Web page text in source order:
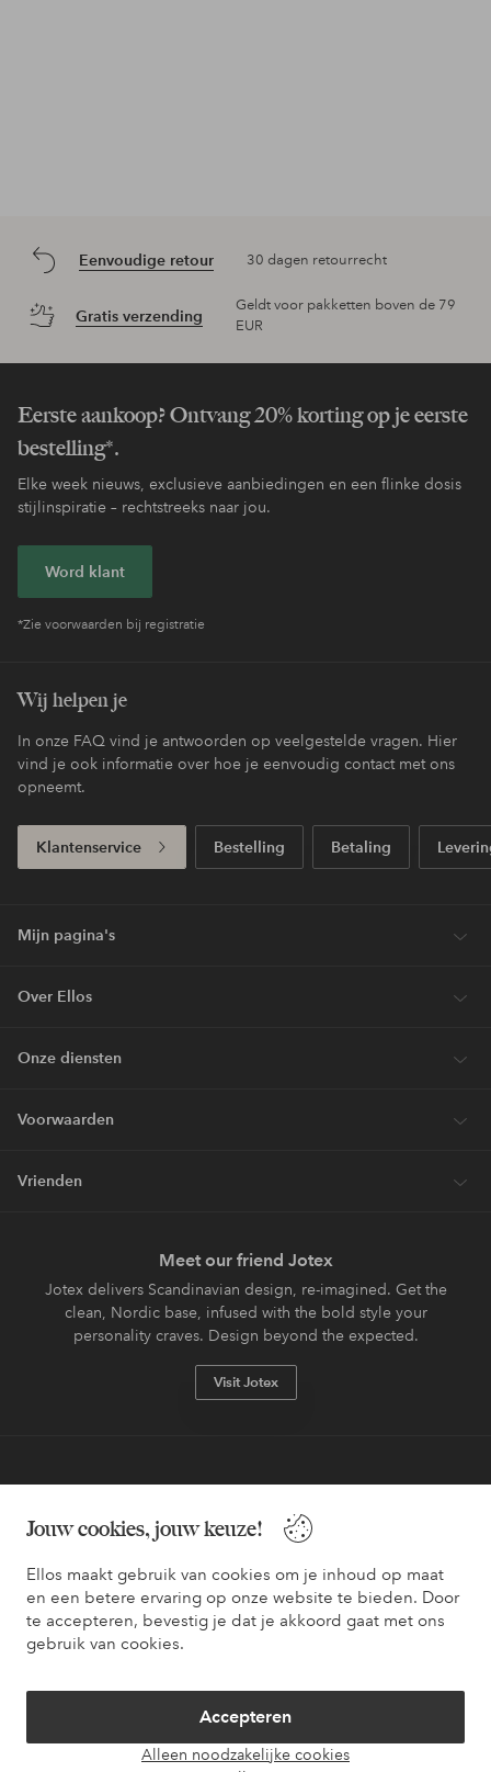
Jouw cookies, jouw keuze!
Ellos maakt gebruik van cookies om je inhoud op maat
en een betere ervaring op onze website te bieden. Door
te accepteren, bevestig je dat je akkoord gaat met ons
gebruik van cookies.
Accepteren
Alleen noodzakelijke cookies
Eenvoudige retour 30 dagen retourrecht
Gratis verzending
Geldt voor pakketten boven de 79
EUR
Eerste aankoop? Ontvang 20% korting op je eerste
bestelling*.
Elke week nieuws, exclusieve aanbiedingen en een flinke dosis
stijlinspiratie – rechtstreeks naar jou.
Word klant
*Zie voorwaarden bij registratie
Wij helpen je
In onze FAQ vind je antwoorden op veelgestelde vragen. Hier
vind je ook informatie over hoe je eenvoudig contact met ons
opneemt.
Klantenservice Bestelling Betaling
Mijn pagina's
Over Ellos
Onze diensten
Voorwaarden
Vrienden
Meet our friend Jotex
Jotex delivers Scandinavian design, re-imagined. Get the
clean, Nordic base, infused with the bold style your
personality craves. Design beyond the expected.
Visit Jotex
Wil je meer weten over
onze betaalopties
Facebook Instagram Pinterest Youtube